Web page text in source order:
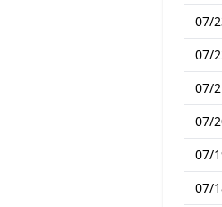
07/
07/
07/
07/
07/
07/